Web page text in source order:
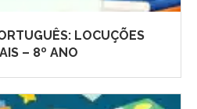
LOCUÇÕES
– 8º ANO